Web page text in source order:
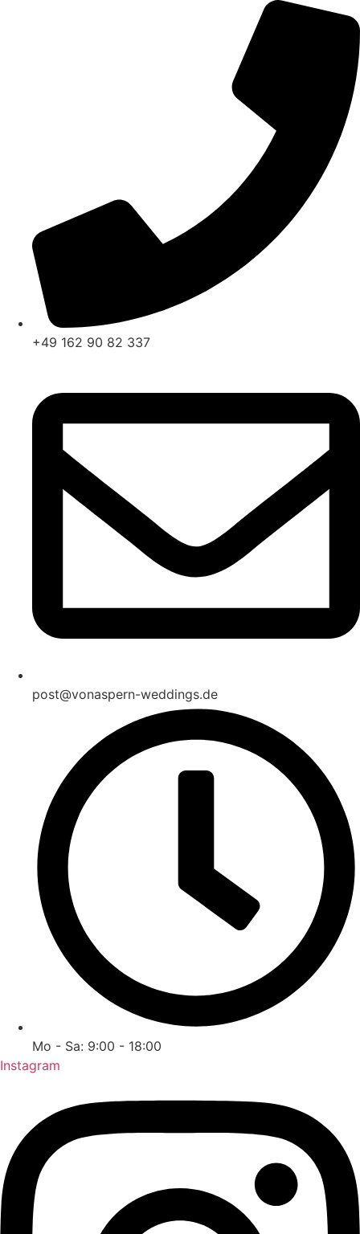
+49 162 90 82 337
post@vonaspern-weddings.de
Mo - Sa: 9:00 - 18:00
Instagram